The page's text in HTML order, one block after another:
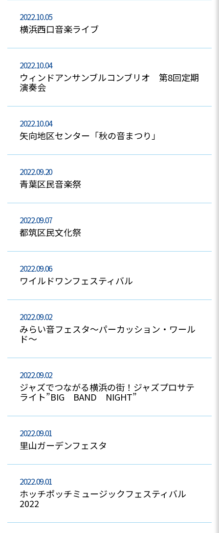
2022.10.05
横浜西口音楽ライブ
2022.10.04
ウィンドアンサンブルコンブリオ 第8回定期
演奏会
2022.10.04
矢向地区センター「秋の音まつり」
2022.09.20
青葉区民音楽祭
2022.09.07
都筑区民文化祭
2022.09.06
ワイルドワンフェスティバル
2022.09.02
みらい音フェスタ～パーカッション・ワール
ド～
2022.09.02
ジャズでつながる横浜の街！ジャズプロサテ
ライト”BIG BAND NIGHT”
2022.09.01
里山ガーデンフェスタ
2022.09.01
ホッチポッチミュージックフェスティバル
2022